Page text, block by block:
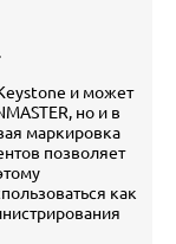
и может
но и в
маркировка
позволяет
как